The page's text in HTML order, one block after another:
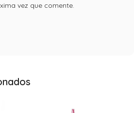
vez que comente.